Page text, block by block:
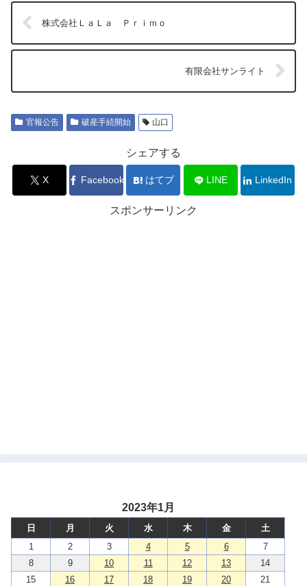
株式会社ＬａＬａ Ｐｒｉｍｏ
有限会社サンライト
官報公告 破産手続開始 山口
シェアする
X Facebook はてブ LINE LinkedIn
スポンサーリンク
2023年1月
日 月 火 水 木 金
土
1
2 3 4 5 6
7
8
9 10 11 12 13
14
15
16 17 18 19 20
21